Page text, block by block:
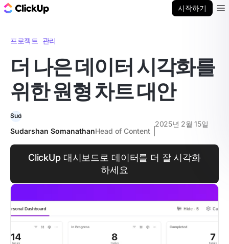
시작하기
프로젝트 관리
더 나은 데이터 시각화를
위한 원형 차트 대안
Sudarshan SomanathanHead of Content
2025년 2월 15일
ClickUp 대시보드로 데이터를 더 잘 시각화
하세요